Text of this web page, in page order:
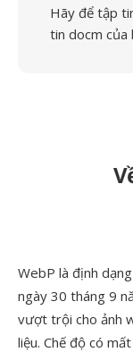
Hãy để tập
tin docm của
WebP là định
ngày 30 tháng 9
vượt trội cho ảnh
liệu. Chế độ có